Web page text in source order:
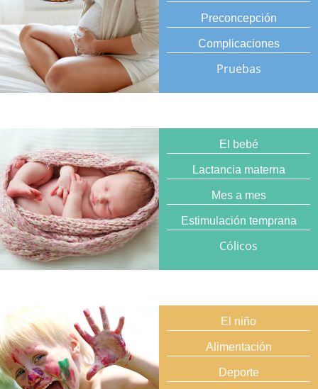
Preconcepción
Complicaciones
Pruebas
El bebé
Lactancia materna
Mes a mes
Estimulación temprana
Cólicos
El niño
Alimentación
Deporte